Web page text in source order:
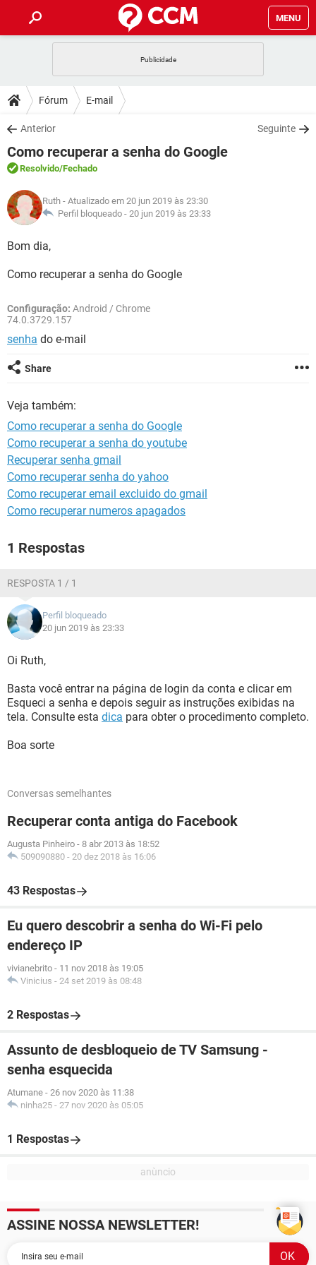
MENU
CELULAR
OUTLOOK
INSTAGRAM GMAIL
GUIA DE COMPRAS
DICAS
JOGOS
OUTLOOK
INSTAGRAM
GUIA DE COMPRAS
DOWNLOADS
JOGOS WHATSAPP
CELULAR
OUTLOOK EXCEL
INSTAGRAM
GUIA DE COMPRAS
FÓRUM
JOGOS
CELULAR FACEBOOK
GLOSSÁRIO
JOGOS
CELULAR
OUTLOOK EXCEL
GUIA DE COMPRAS
Fórum E-mail
Anterior Seguinte
Como recuperar a senha do Google
Resolvido/Fechado
Ruth - Atualizado em 20 jun 2019 às 23:30
Perfil bloqueado - 20 jun 2019 às 23:33
Bom dia,
Como recuperar a senha do Google
Configuração: Android / Chrome
74.0.3729.157
senha do e-mail
Share
Veja também:
Como recuperar a senha do Google
Como recuperar a senha do youtube
Recuperar senha gmail
Como recuperar senha do yahoo
Como recuperar email excluido do gmail
Como recuperar numeros apagados
1 Respostas
RESPOSTA 1 / 1
Perfil bloqueado
20 jun 2019 às 23:33
Oi Ruth,
Basta você entrar na página de login da conta e clicar em
Esqueci a senha e depois seguir as instruções exibidas na
tela. Consulte esta dica para obter o procedimento completo.
Boa sorte
Conversas semelhantes
Recuperar conta antiga do Facebook
Augusta Pinheiro - 8 abr 2013 às 18:52
509090880 - 20 dez 2018 às 16:06
43 Respostas
Eu quero descobrir a senha do Wi-Fi pelo
endereço IP
vivianebrito - 11 nov 2018 às 19:05
Vinicius - 24 set 2019 às 08:48
2 Respostas
Assunto de desbloqueio de TV Samsung -
senha esquecida
Atumane - 26 nov 2020 às 11:38
ninha25 - 27 nov 2020 às 05:05
1 Respostas
ASSINE NOSSA NEWSLETTER!